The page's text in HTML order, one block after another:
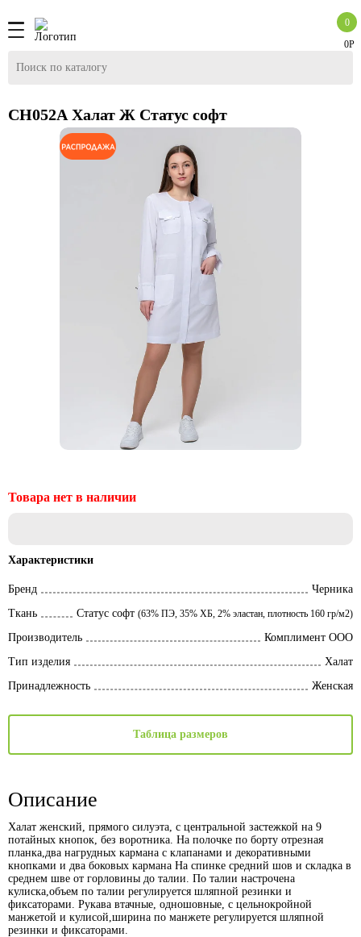
0Р
0
CH052А Халат Ж Статус софт
Характеристики
Бренд
Черника
Ткань
Статус софт (63% ПЭ, 35% ХБ, 2% эластан, плотность 160 гр/м2)
Производитель
Комплимент ООО
Тип изделия
Халат
Принадлежность
Женская
Таблица размеров
Описание
Халат женский, прямого силуэта, с центральной застежкой на 9
потайных кнопок, без воротника. На полочке по борту отрезная
планка,два нагрудных кармана с клапанами и декоративными
кнопками и два боковых кармана На спинке средний шов и складка в
среднем шве от горловины до талии. По талии настрочена
кулиска,объем по талии регулируется шляпной резинки и
фиксаторами. Рукава втачные, одношовные, с цельнокройной
манжетой и кулисой,ширина по манжете регулируется шляпной
резинки и фиксаторами.